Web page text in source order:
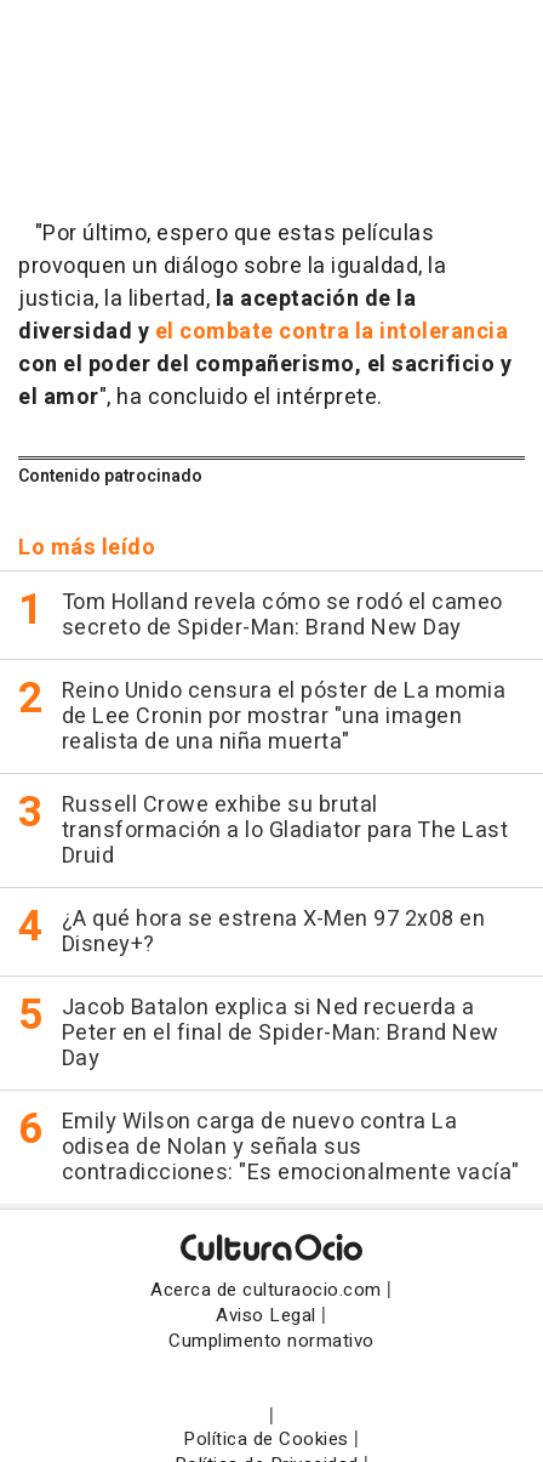
"Por último, espero que estas películas
provoquen un diálogo sobre la igualdad, la
justicia, la libertad, la aceptación de la
diversidad y el combate contra la intolerancia
con el poder del compañerismo, el sacrificio y
el amor", ha concluido el intérprete.
Contenido patrocinado
Lo más leído
Tom Holland revela cómo se rodó el cameo
secreto de Spider-Man: Brand New Day
Reino Unido censura el póster de La momia
de Lee Cronin por mostrar "una imagen
realista de una niña muerta"
Russell Crowe exhibe su brutal
transformación a lo Gladiator para The Last
Druid
¿A qué hora se estrena X-Men 97 2x08 en
Disney+?
Jacob Batalon explica si Ned recuerda a
Peter en el final de Spider-Man: Brand New
Day
Emily Wilson carga de nuevo contra La
odisea de Nolan y señala sus
contradicciones: "Es emocionalmente vacía"
Acerca de culturaocio.com |
Aviso Legal |
Cumplimento normativo
|
Política de Cookies |